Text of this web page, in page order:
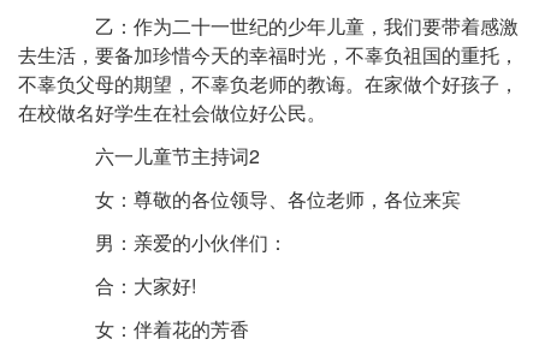
乙：作为二十一世纪的少年儿童，我们要带着感激
去生活，要备加珍惜今天的幸福时光，不辜负祖国的重托，
不辜负父母的期望，不辜负老师的教诲。在家做个好孩子，
在校做名好学生在社会做位好公民。
六一儿童节主持词2
女：尊敬的各位领导、各位老师，各位来宾
男：亲爱的小伙伴们：
合：大家好!
女：伴着花的芳香